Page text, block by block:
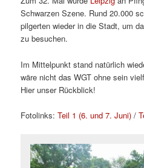
Schwarzen Szene. Rund 20.000
pilgerten wieder in die Stadt, um
zu besuchen.
Im Mittelpunkt stand natürlich
wäre nicht das WGT ohne sein
Hier unser Rückblick!
Fotolinks:Teil 1 (6. und 7. Juni) /